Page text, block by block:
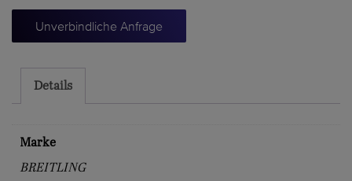
Unverbindliche Anfrage
Details
Marke
BREITLING